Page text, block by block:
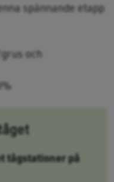
spännande etapp
och
tågstationer på